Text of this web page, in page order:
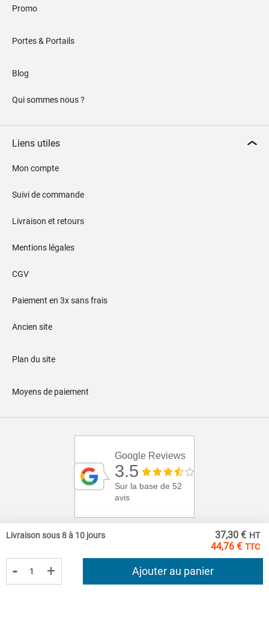
44,76 €
37,30 €
Livraison sous 8 à 10 jours
- + Ajouter au panier
Promo
Portes & Portails
Blog
Qui sommes nous ?
Liens utiles
Mon compte
Suivi de commande
Livraison et retours
Mentions légales
CGV
Paiement en 3x sans frais
Ancien site
Plan du site
Moyens de paiement
Google Reviews
3.5
Sur la base de 52
avis